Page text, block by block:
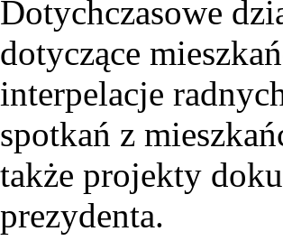
Dotychczasowe
dotyczące
interpelacje
spotkań z
także projekty
prezydenta.